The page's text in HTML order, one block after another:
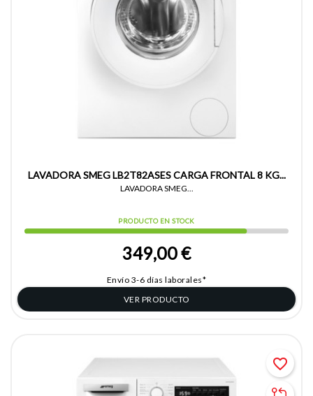
LAVADORA SMEG LB2T82ASES CARGA FRONTAL 8 KG...
LAVADORA SMEG...
PRODUCTO EN STOCK
349,00 €
Envío 3-6 días laborales*
VER PRODUCTO
favorite_border